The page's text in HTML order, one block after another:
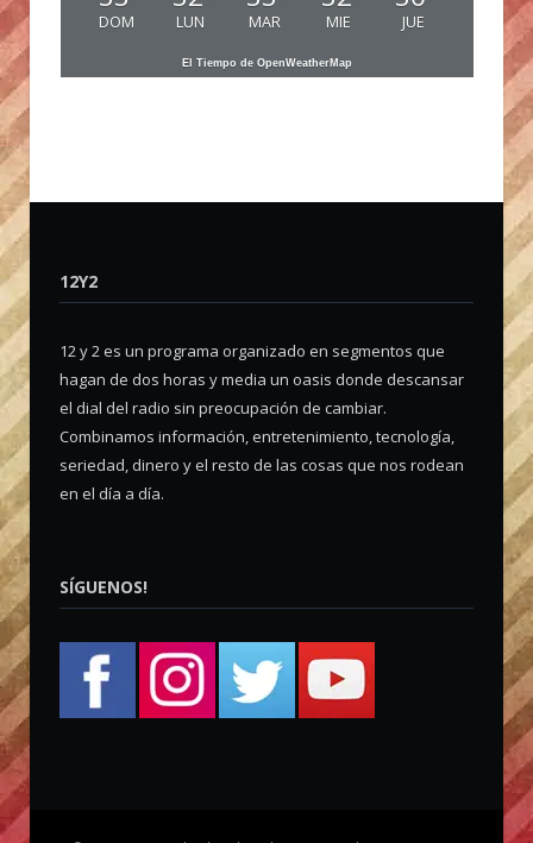
DOM LUN MAR MIE JUE
El Tiempo de OpenWeatherMap
12Y2
12 y 2 es un programa organizado en segmentos que
hagan de dos horas y media un oasis donde descansar
el dial del radio sin preocupación de cambiar.
Combinamos información, entretenimiento, tecnología,
seriedad, dinero y el resto de las cosas que nos rodean
en el día a día.
SÍGUENOS!